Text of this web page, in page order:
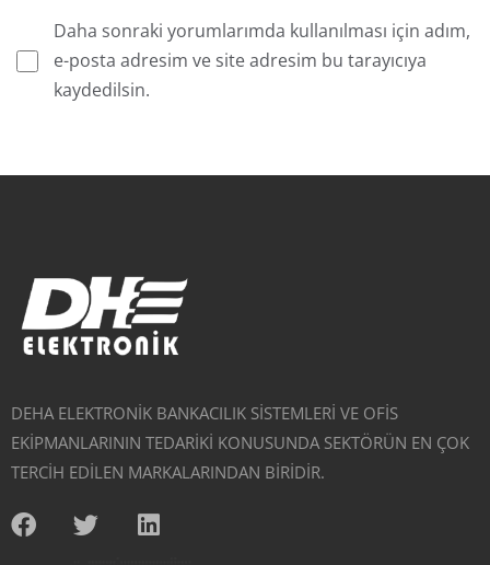
Daha sonraki yorumlarımda kullanılması için adım,
e-posta adresim ve site adresim bu tarayıcıya
kaydedilsin.
DEHA ELEKTRONİK BANKACILIK SİSTEMLERİ VE OFİS
EKİPMANLARININ TEDARİKİ KONUSUNDA SEKTÖRÜN EN ÇOK
TERCİH EDİLEN MARKALARINDAN BİRİDİR.